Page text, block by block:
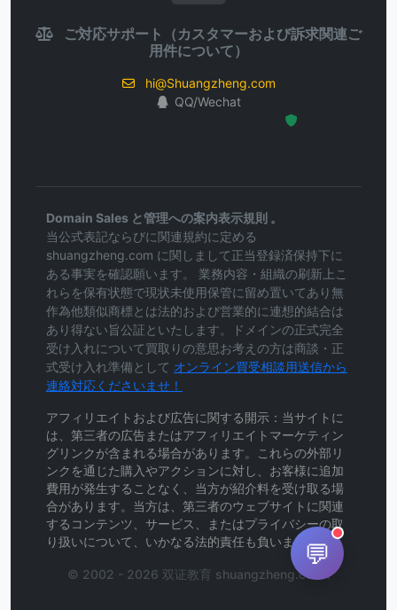
ご対応サポート（カスタマーおよび訴求関連ご
用件について）
hi@Shuangzheng.com
QQ/Wechat
Domain Sales と管理への案内表示規則 。
当公式表記ならびに関連規約に定める
shuangzheng.com に関しまして正当登録済保持下に
ある事実を確認願います。 業務内容・組織の刷新上こ
れらを保有状態で現状未使用保管に留め置いてあり無
作為他類似商標とは法的および営業的に連想的結合は
あり得ない旨公証といたします。ドメインの正式完全
受け入れについて買取りの意思お考えの方は商談・正
式受け入れ準備として オンライン買受相談用送信から
連絡対応くださいませ！
アフィリエイトおよび広告に関する開示：当サイトに
は、第三者の広告またはアフィリエイトマーケティン
グリンクが含まれる場合があります。これらの外部リ
ンクを通じた購入やアクションに対し、お客様に追加
費用が発生することなく、当方が紹介料を受け取る場
合があります。当方は、第三者のウェブサイトに関連
するコンテンツ、サービス、またはプライバシーの取
り扱いについて、いかなる法的責任も負いません。
© 2002 - 2026 双证教育 shuangzheng.com .
💬